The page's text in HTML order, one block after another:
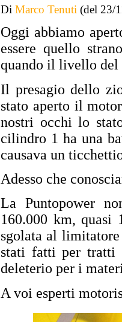
Di Marco Tenuti (del 23/
Oggi abbiamo
essere quello
quando il livello del
Il presagio dello
stato aperto il
nostri occhi lo
cilindro 1 ha una
causava un
Adesso che
La Puntopower
160.000 km, quasi
sgolata al
stati fatti per tratti
deleterio per i
A voi esperti